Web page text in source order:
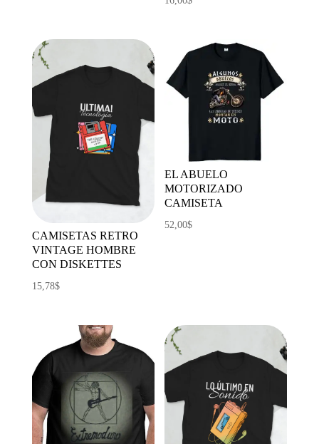
CAMISETAS RETRO
VINTAGE HOMBRE
CON DISKETTES
15,78$
EL ABUELO
MOTORIZADO
CAMISETA
52,00$